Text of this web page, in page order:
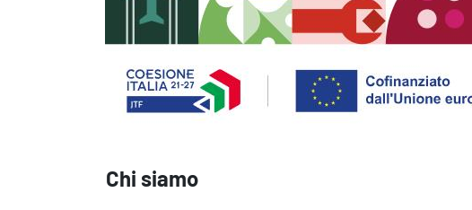
Chi siamo